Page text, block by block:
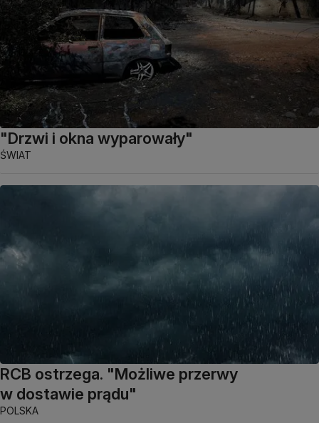
"Drzwi i okna wyparowały"
ŚWIAT
RCB ostrzega. "Możliwe przerwy
w dostawie prądu"
POLSKA